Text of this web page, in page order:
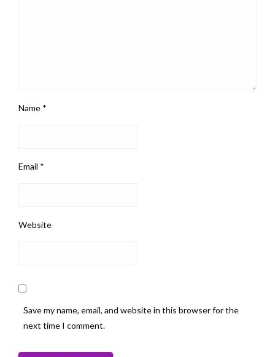
Name *
Email *
Website
Save my name, email, and website in this browser for the
next time I comment.